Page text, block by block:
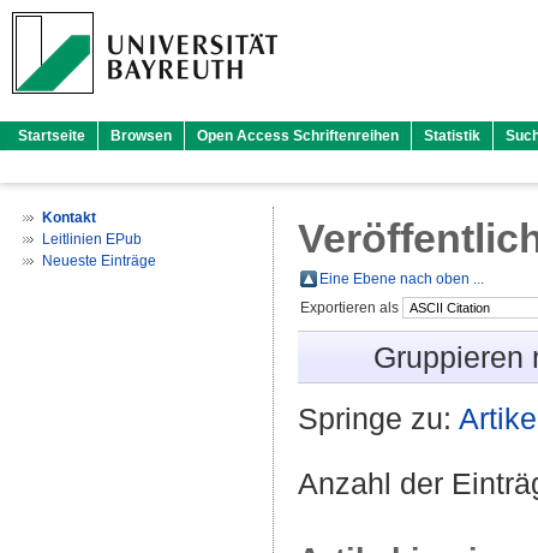
Startseite Browsen Open Access Schriftenreihen Statistik
Kontakt
Leitlinien EPub
Neueste Einträge
Eine Ebene nach oben ...
Exportieren als
Gruppieren
Springe zu:
Anzahl der